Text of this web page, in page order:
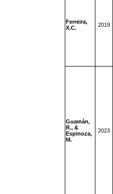
Ferreira,
X.C.
2019
Guamán,
R., &
Espinoza,
M.
2023